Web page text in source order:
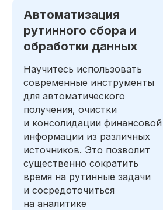
Автоматизация
рутинного сбора и
обработки данных
Научитесь использовать
современные инструменты
для автоматического
получения, очистки
и консолидации финансовой
информации из различных
источников. Это позволит
существенно сократить
время на рутинные задачи
и сосредоточиться
на аналитике